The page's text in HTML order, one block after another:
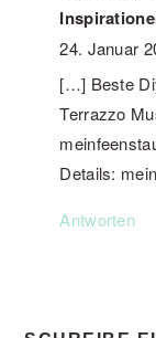
24. Januar
[…] Beste
Terrazzo
Details:
Antworten